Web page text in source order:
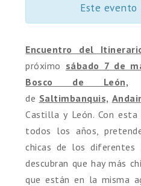
Este evento
Encuentro del
próximo sábado 7 de
Bosco de León,
de Saltimbanquis,
Castilla y León. Con esta
todos los años,
chicas de los diferentes
descubran que hay más
que están en la misma